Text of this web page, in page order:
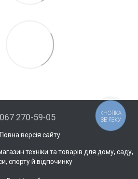
067 270-59-05
Повна версія сайту
техніки та товарів для дому, саду,
спорту й відпочинку
КНОПКА
ЗВ'ЯЗКУ